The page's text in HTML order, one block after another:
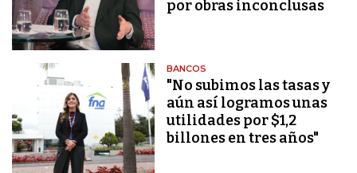
por obras inconclusas
BANCOS
"No subimos las tasas y
aún así logramos unas
utilidades por $1,2
billones en tres años"